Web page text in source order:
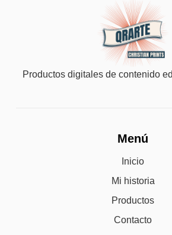
Productos digitales de contenido
Menú
Inicio
Mi historia
Productos
Contacto